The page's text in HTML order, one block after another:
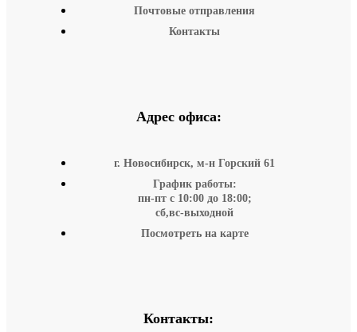
Почтовые отправления
Контакты
Адрес офиса:
г. Новосибирск, м-н Горский 61
График работы:
пн-пт с 10:00 до 18:00;
сб,вс-выходной
Посмотреть на карте
Контакты: